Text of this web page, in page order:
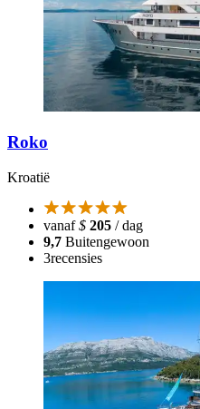
Roko
Kroatië
vanaf$ 205 / dag
9,7 Buitengewoon
3recensies